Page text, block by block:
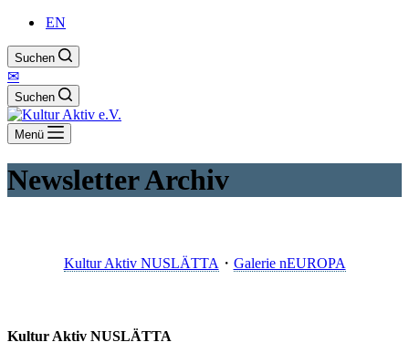
EN
Suchen
✉
Suchen
Menü
Newsletter Archiv
Kultur Aktiv NUSLÄTTA ・ Galerie nEUROPA
Kultur Aktiv NUSLÄTTA